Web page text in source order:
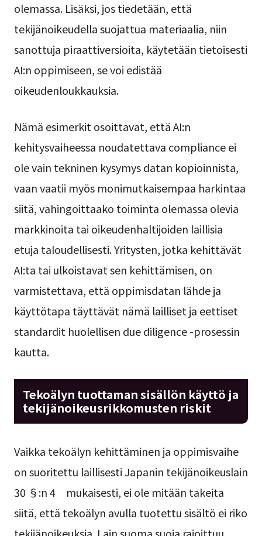
olemassa. Lisäksi, jos tiedetään, että
tekijänoikeudella suojattua materiaalia, niin
sanottuja piraattiversioita, käytetään tietoisesti
AI:n oppimiseen, se voi edistää
oikeudenloukkauksia.
Nämä esimerkit osoittavat, että AI:n
kehitysvaiheessa noudatettava compliance ei
ole vain tekninen kysymys datan kopioinnista,
vaan vaatii myös monimutkaisempaa harkintaa
siitä, vahingoittaako toiminta olemassa olevia
markkinoita tai oikeudenhaltijoiden laillisia
etuja taloudellisesti. Yritysten, jotka kehittävät
AI:ta tai ulkoistavat sen kehittämisen, on
varmistettava, että oppimisdatan lähde ja
käyttötapa täyttävät nämä lailliset ja eettiset
standardit huolellisen due diligence -prosessin
kautta.
Tekoälyn tuottaman sisällön käyttö ja
tekijänoikeusrikkomusten riskit
Vaikka tekoälyn kehittäminen ja oppimisvaihe
on suoritettu laillisesti Japanin tekijänoikeuslain
30 §:n 4 mukaisesti, ei ole mitään takeita
siitä, että tekoälyn avulla tuotettu sisältö ei riko
tekijänoikeuksia. Lain suoma suoja rajoittuu